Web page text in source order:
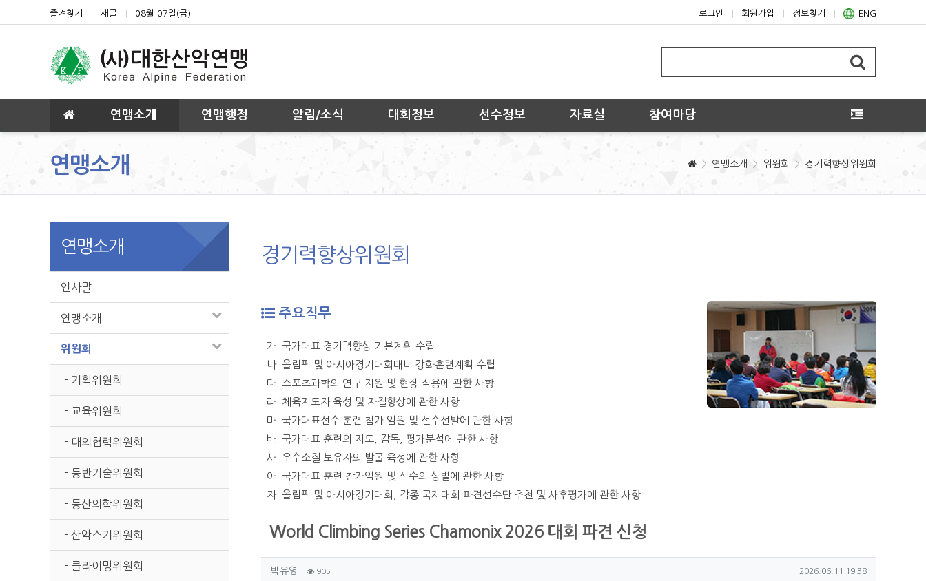
상단 네비
즐겨찾기 새글 08월 07일(금) 로그인 회원가입 정보찾기 ENG
메인 메뉴 연맹소개 연맹행정 알림/소식 대회정보 선수정보 자료실 참여마당
연맹소개 연맹소개 위원회 경기력향상위원회
경기력향상위원회
주요직무
가. 국가대표 경기력향상 기본계획 수립
나. 올림픽 및 아시아경기대회대비 강화훈련계획 수립
다. 스포츠과학의 연구 지원 및 현장 적용에 관한 사항
라. 체육지도자 육성 및 자질향상에 관한 사항
마. 국가대표선수 훈련 참가 임원 및 선수선발에 관한 사항
바. 국가대표 훈련의 지도, 감독, 평가분석에 관한 사항
사. 우수소질 보유자의 발굴 육성에 관한 사항
아. 국가대표 훈련 참가임원 및 선수의 상벌에 관한 사항
자. 올림픽 및 아시아경기대회, 각종 국제대회 파견선수단 추천 및 사후평가에 관한 사항
World Climbing Series Chamonix 2026 대회 파견 신청
작성자 정보
박유영 작성905조회 작성일
2026.06.11 19:38
연맹소개
인사말
연맹소개
위원회
- 기획위원회
- 교육위원회
- 대외협력위원회
- 등반기술위원회
- 등산의학위원회
- 산악스키위원회
- 클라이밍위원회